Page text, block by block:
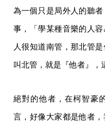
為一個只是局外人的聽
事，「學某種音樂的人
人很知道南管，那北管
叫北管，就是『他者』，
絕對的他者，在柯智豪
言，好像大家都是他者